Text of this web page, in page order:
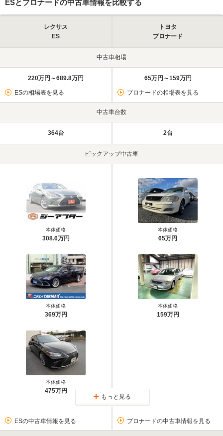
ESとプロナードの中古車情報を比較する
レクサス
ES
トヨタ
プロナード
中古車相場
220万円～689.8万円
ESの相場表を見る
65万円～159万円
プロナードの相場表を見る
中古車台数
364台 2台
ピックアップ中古車
本体価格
308.6万円
本体価格
369万円
本体価格
475万円
本体価格
65万円
本体価格
159万円
もっと見る
ESの中古車情報を見る プロナードの中古車情報を見る